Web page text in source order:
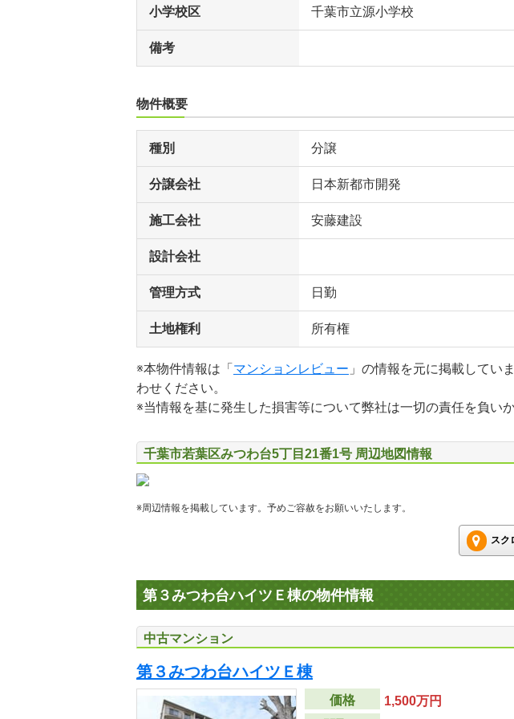
小学校区 千葉市立源小学校
備考
物件概要
種別 分譲
分譲会社 日本新都市開発
施工会社 安藤建設
設計会社
管理方式 日勤
土地権利 所有権
※本物件情報は「 マンションレビュー 」の情報を元に掲載してい
わせください。
※当情報を基に発生した損害等について弊社は一切の責任を負い
千葉市若葉区みつわ台5丁目21番1号 周辺地図情報
※周辺情報を掲載しています。予めご容赦をお願いいたします。
スク
第３みつわ台ハイツＥ棟の物件情報
中古マンション
第３みつわ台ハイツＥ棟
価格
1,500万円